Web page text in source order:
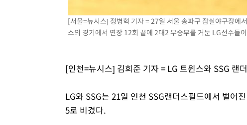
"여기 떨어졌다"…다누리, 스페이스X 로켓 달 충돌 흔적 포착
손흥민, 5경기 연속골 실패…LAFC는 승부차기 끝 과달라하라 격파
[서울=뉴시스] 정병혁 기자 = 27일 서울 송파구 잠실야구장에
스의 경기에서 연장 12회 끝에 2대2 무승부를 거둔 LG선수
[인천=뉴시스] 김희준 기자 = LG 트윈스와 SSG 랜
LG와 SSG는 21일 인천 SSG랜더스필드에서 벌어
5로 비겼다.